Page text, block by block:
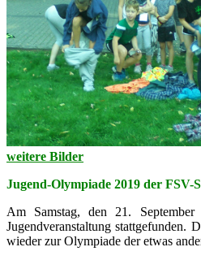
weitere Bilder
Jugend-Olympiade 2019 der FSV-
Am Samstag, den 21.
Jugendveranstaltung stattgefunden.
wieder zur Olympiade der etwas